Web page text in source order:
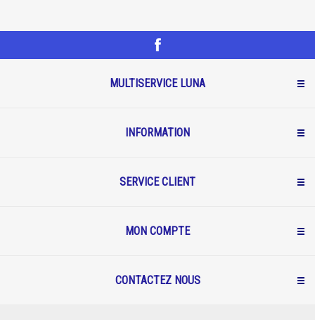
MULTISERVICE LUNA
INFORMATION
SERVICE CLIENT
MON COMPTE
CONTACTEZ NOUS